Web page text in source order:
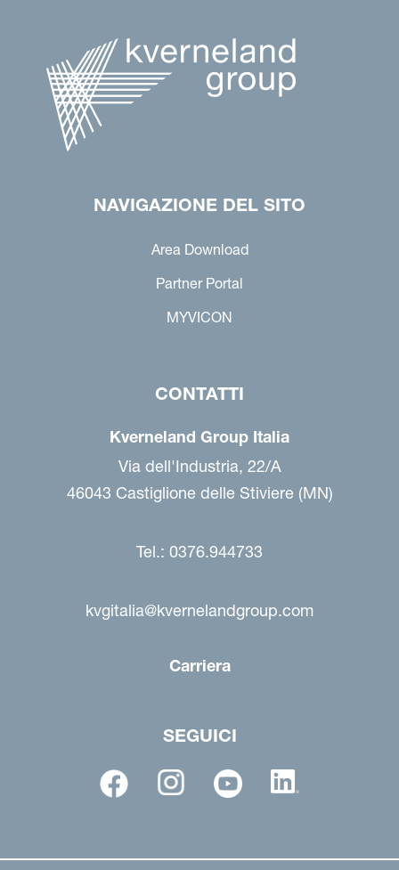
NAVIGAZIONE DEL SITO
Area Download
Partner Portal
MYVICON
CONTATTI
Kverneland Group Italia
Via dell'Industria, 22/A
46043 Castiglione delle Stiviere (MN)
Tel.: 0376.944733
kvgitalia@kvernelandgroup.com
Carriera
SEGUICI